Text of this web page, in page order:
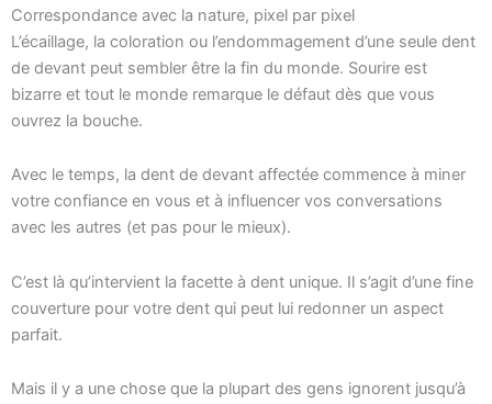
Correspondance avec la nature, pixel par pixel
L’écaillage, la coloration ou l’endommagement d’une seule dent
de devant peut sembler être la fin du monde. Sourire est
bizarre et tout le monde remarque le défaut dès que vous
ouvrez la bouche.
Avec le temps, la dent de devant affectée commence à miner
votre confiance en vous et à influencer vos conversations
avec les autres (et pas pour le mieux).
C’est là qu’intervient la facette à dent unique. Il s’agit d’une fine
couverture pour votre dent qui peut lui redonner un aspect
parfait.
Mais il y a une chose que la plupart des gens ignorent jusqu’à